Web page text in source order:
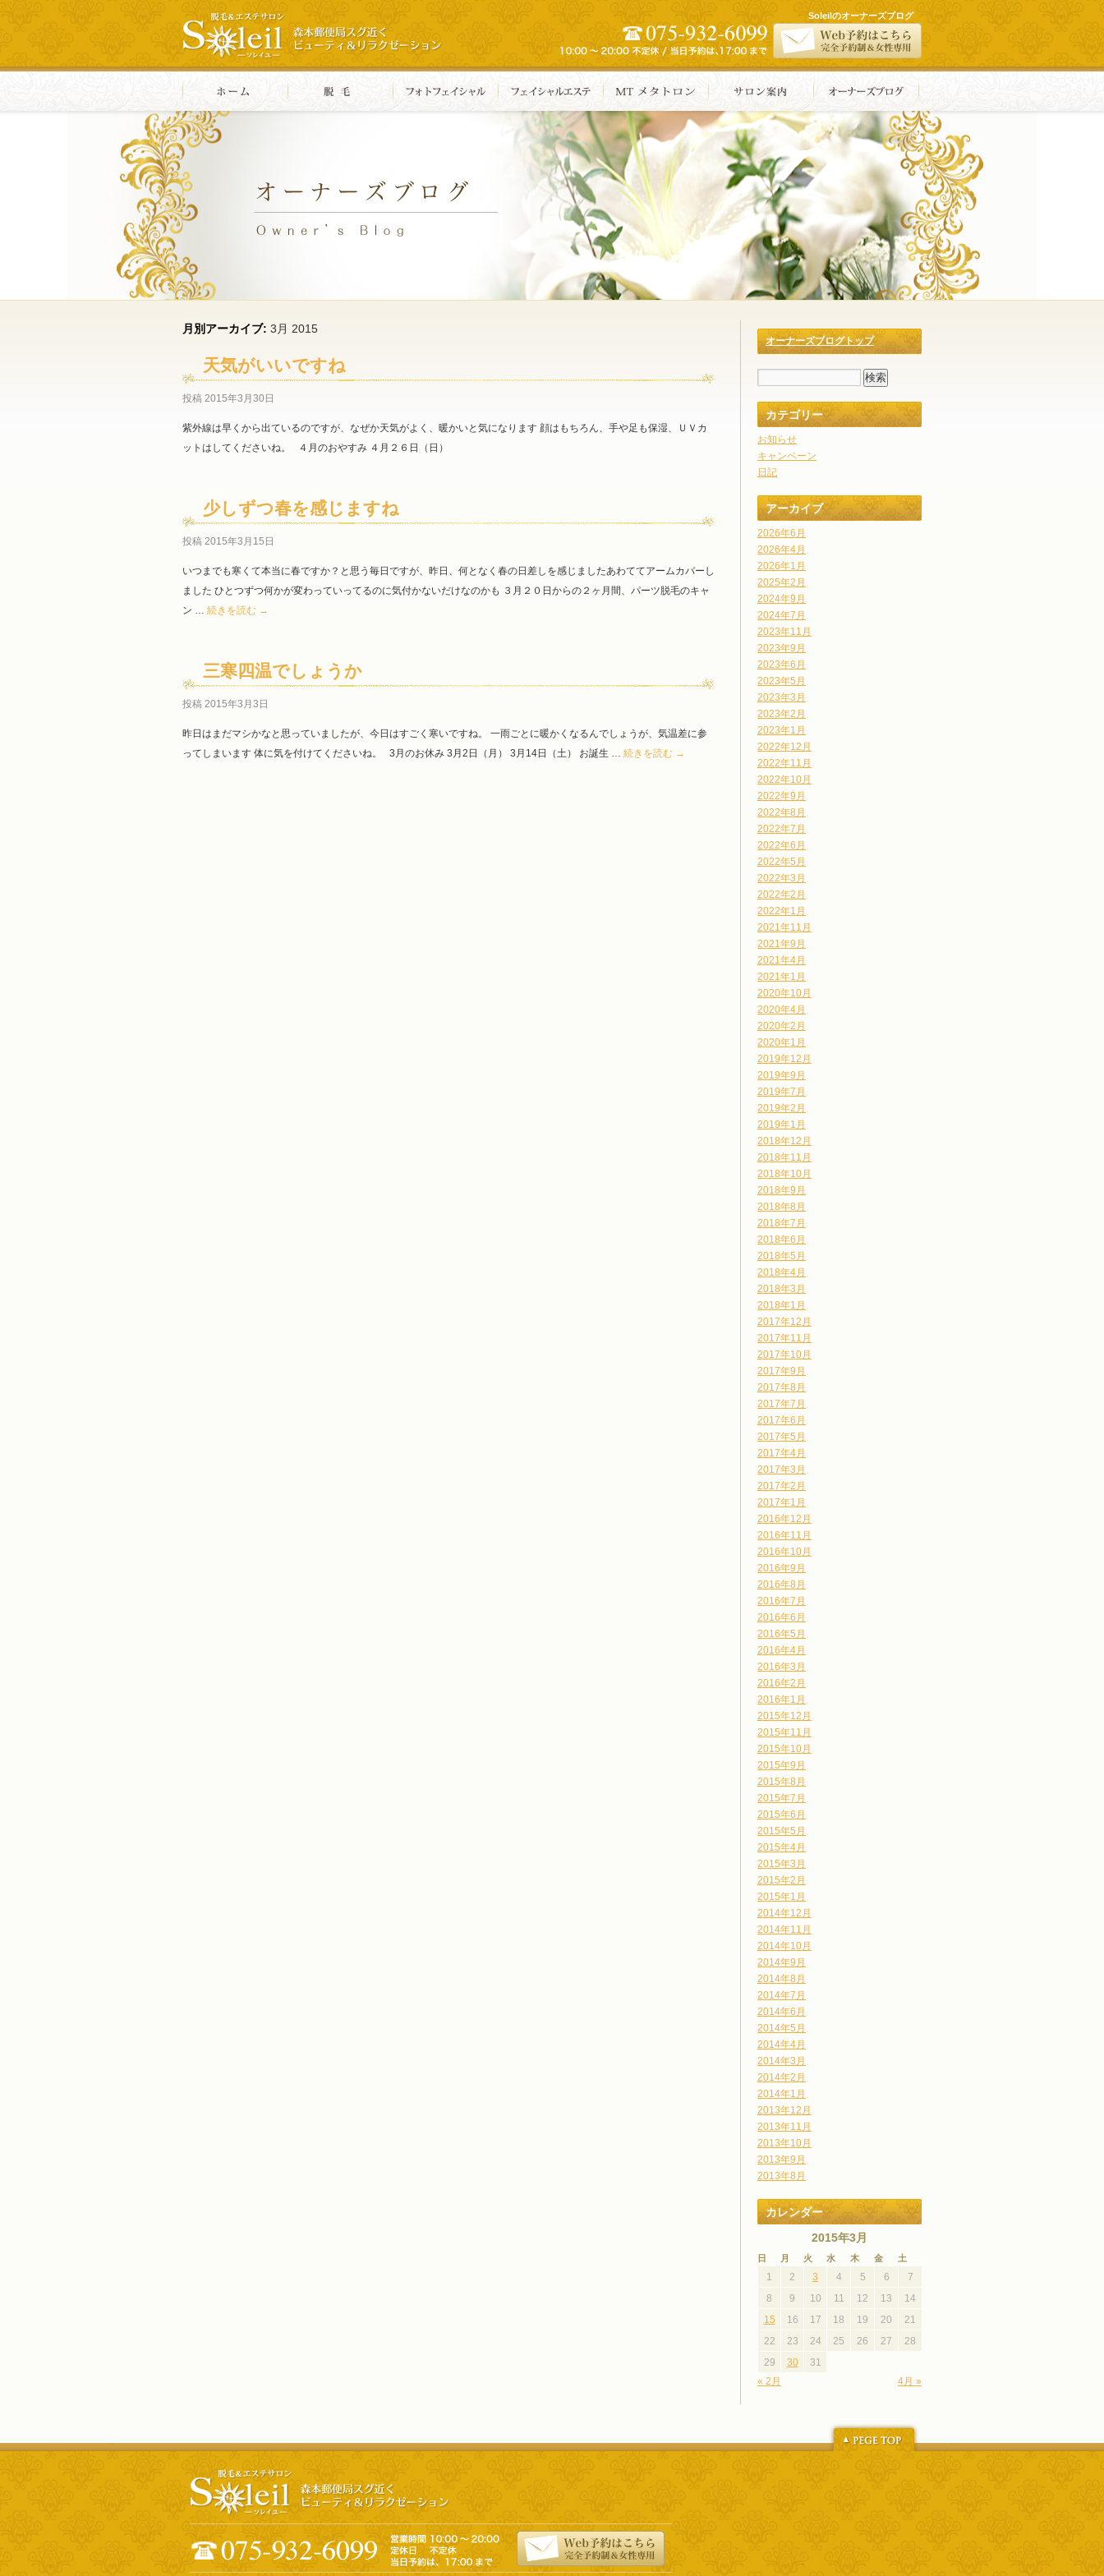
Soleilのオーナーズブログ
オーナーズブログトップ
カテゴリー
お知らせ
キャンペーン
日記
アーカイブ
2026年6月
2026年4月
2026年1月
2025年2月
2024年9月
2024年7月
2023年11月
2023年9月
2023年6月
2023年5月
2023年3月
2023年2月
2023年1月
2022年12月
2022年11月
2022年10月
2022年9月
2022年8月
2022年7月
2022年6月
2022年5月
2022年3月
2022年2月
2022年1月
2021年11月
2021年9月
2021年4月
2021年1月
2020年10月
2020年4月
2020年2月
2020年1月
2019年12月
2019年9月
2019年7月
2019年2月
2019年1月
2018年12月
2018年11月
2018年10月
2018年9月
2018年8月
2018年7月
2018年6月
2018年5月
2018年4月
2018年3月
2018年1月
2017年12月
2017年11月
2017年10月
2017年9月
2017年8月
2017年7月
2017年6月
2017年5月
2017年4月
2017年3月
2017年2月
2017年1月
2016年12月
2016年11月
2016年10月
2016年9月
2016年8月
2016年7月
2016年6月
2016年5月
2016年4月
2016年3月
2016年2月
2016年1月
2015年12月
2015年11月
2015年10月
2015年9月
2015年8月
2015年7月
2015年6月
2015年5月
2015年4月
2015年3月
2015年2月
2015年1月
2014年12月
2014年11月
2014年10月
2014年9月
2014年8月
2014年7月
2014年6月
2014年5月
2014年4月
2014年3月
2014年2月
2014年1月
2013年12月
2013年11月
2013年10月
2013年9月
2013年8月
カレンダー
2015年3月
日 月 火 水 木 金 土
« 2月 4月 »
1 2 3 4 5 6
7
8
9 10 11 12 13
14
15
16 17 18 19 20
21
22
23 24 25 26 27
28
29
30 31
月別アーカイブ: 3月 2015
天気がいいですね
投稿 2015年3月30日
紫外線は早くから出ているのですが、なぜか天気がよく、暖かいと気になります 顔はもちろん、手や足も保湿、ＵＶカ
ットはしてくださいね。 ４月のおやすみ ４月２６日（日）
少しずつ春を感じますね
投稿 2015年3月15日
いつまでも寒くて本当に春ですか？と思う毎日ですが、昨日、何となく春の日差しを感じましたあわててアームカバーし
ました ひとつずつ何かが変わっていってるのに気付かないだけなのかも ３月２０日からの２ヶ月間、パーツ脱毛のキャ
ン … 続きを読む →
三寒四温でしょうか
投稿 2015年3月3日
昨日はまだマシかなと思っていましたが、今日はすごく寒いですね。 一雨ごとに暖かくなるんでしょうが、気温差に参
ってしまいます 体に気を付けてくださいね。 3月のお休み 3月2日（月） 3月14日（土） お誕生 … 続きを読む →